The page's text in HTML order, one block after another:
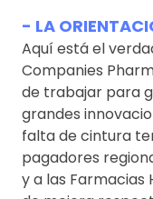
- LA
Aquí está el
Companies
de trabajar para
grandes
falta de cintura
pagadores
y a las Farmacias